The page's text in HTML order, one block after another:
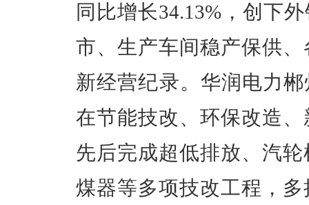
同比增长34.13%，创下
市、生产车间稳产保供
新经营纪录。华润电力
在节能技改、环保改造
先后完成超低排放、汽
煤器等多项技改工程，